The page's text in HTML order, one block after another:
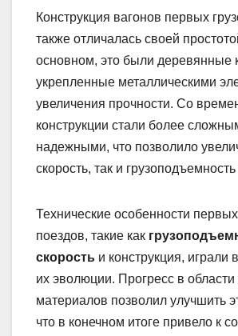
Конструкция вагонов первых
также отличалась своей
основном, это были деревянные
укрепленные металлическими
увеличения прочности. Со
конструкции стали более
надежными, что позволило
скорость, так и
Технические особенности
поездов, такие как
скорость и конструкция, играли
их эволюции. Прогресс в
материалов позволил улучшить
что в конечном итоге привело к